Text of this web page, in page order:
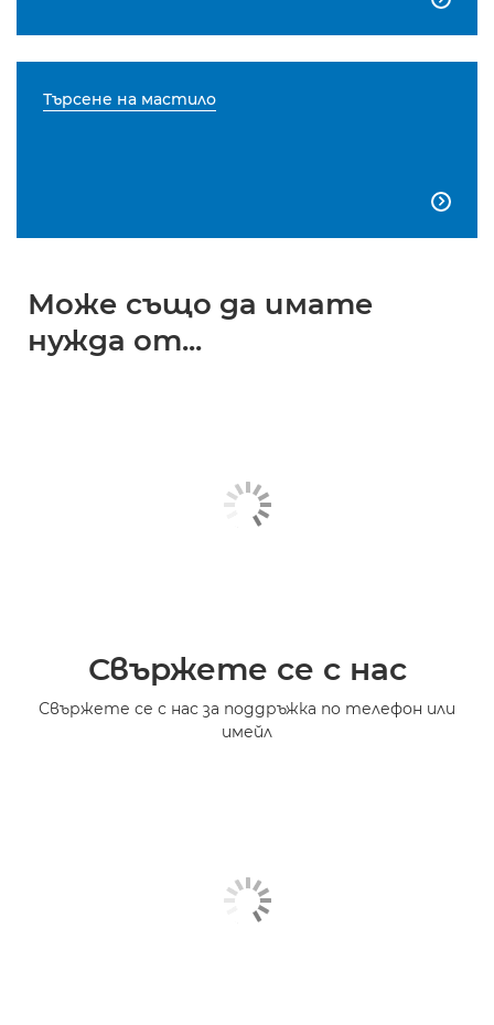
Търсене на мастило

Може също да имате
нужда от...
Свържете се с нас
Свържете се с нас за поддръжка по телефон или
имейл